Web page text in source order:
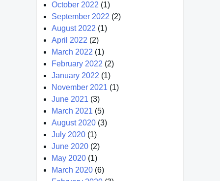
October 2022 (1)
September 2022 (2)
August 2022 (1)
April 2022 (2)
March 2022 (1)
February 2022 (2)
January 2022 (1)
November 2021 (1)
June 2021 (3)
March 2021 (5)
August 2020 (3)
July 2020 (1)
June 2020 (2)
May 2020 (1)
March 2020 (6)